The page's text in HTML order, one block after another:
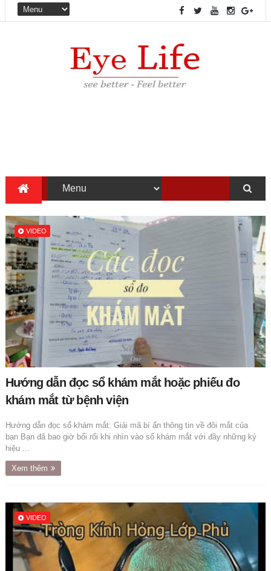
VIDEO
Hướng dẫn đọc sổ khám mắt hoặc phiếu đo
khám mắt từ bệnh viện
Hướng dẫn đọc sổ khám mắt: Giải mã bí ẩn thông tin về đôi mắt của
bạn Bạn đã bao giờ bối rối khi nhìn vào sổ khám mắt với đầy những ký
hiệu ...
Xem thêm
VIDEO